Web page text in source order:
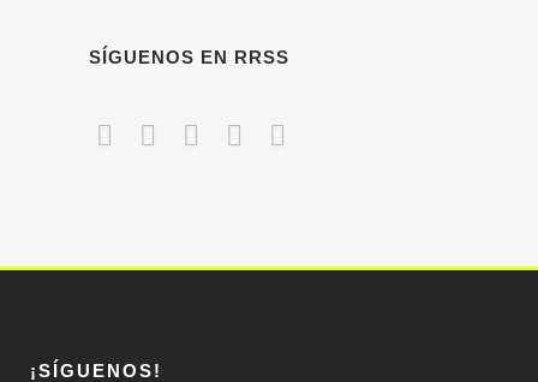
SÍGUENOS EN RRSS
¡SÍGUENOS!